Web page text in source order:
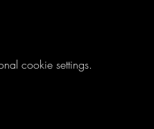
cookie settings.